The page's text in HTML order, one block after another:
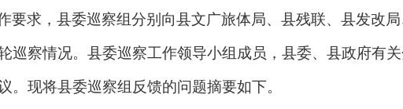
要求，县委巡察组分别向县文广旅体局、县残联、县发改
巡察情况。县委巡察工作领导小组成员，县委、县政府有
。现将县委巡察组反馈的问题摘要如下。